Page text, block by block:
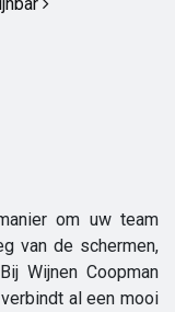
om uw team
van de schermen,
Wijnen Coopman
al een mooi